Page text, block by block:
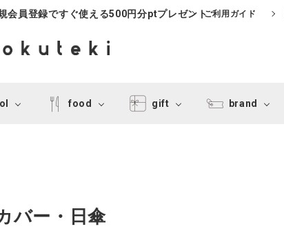
会員登録ですぐ使える500円分ptプレゼントご利用ガイド
food gift brand
バー・日傘